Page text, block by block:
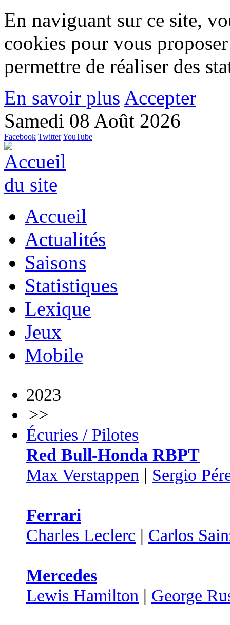
En naviguant sur ce site,
cookies pour vous
permettre de réaliser des
En savoir plus Accepter
Samedi 08 Août 2026
Facebook TwitterYouTube
Accueil
Actualités
Saisons
Statistiques
Lexique
Jeux
Mobile
2023
>>
Écuries / Pilotes
Red Bull-Honda RBPT
Max Verstappen | Sergio
Ferrari
Charles Leclerc | Carlos
Mercedes
Lewis Hamilton | George